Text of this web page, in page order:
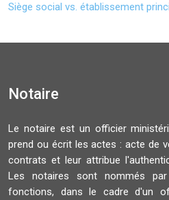
Siège social vs. établissement
Notaire
Le notaire est un officier
prend ou écrit les actes : acte de
contrats et leur attribue
Les notaires sont nommés
fonctions, dans le cadre d'un